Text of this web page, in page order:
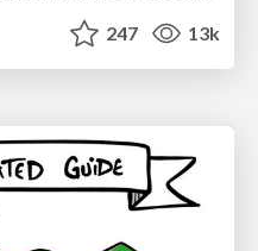
247 13k